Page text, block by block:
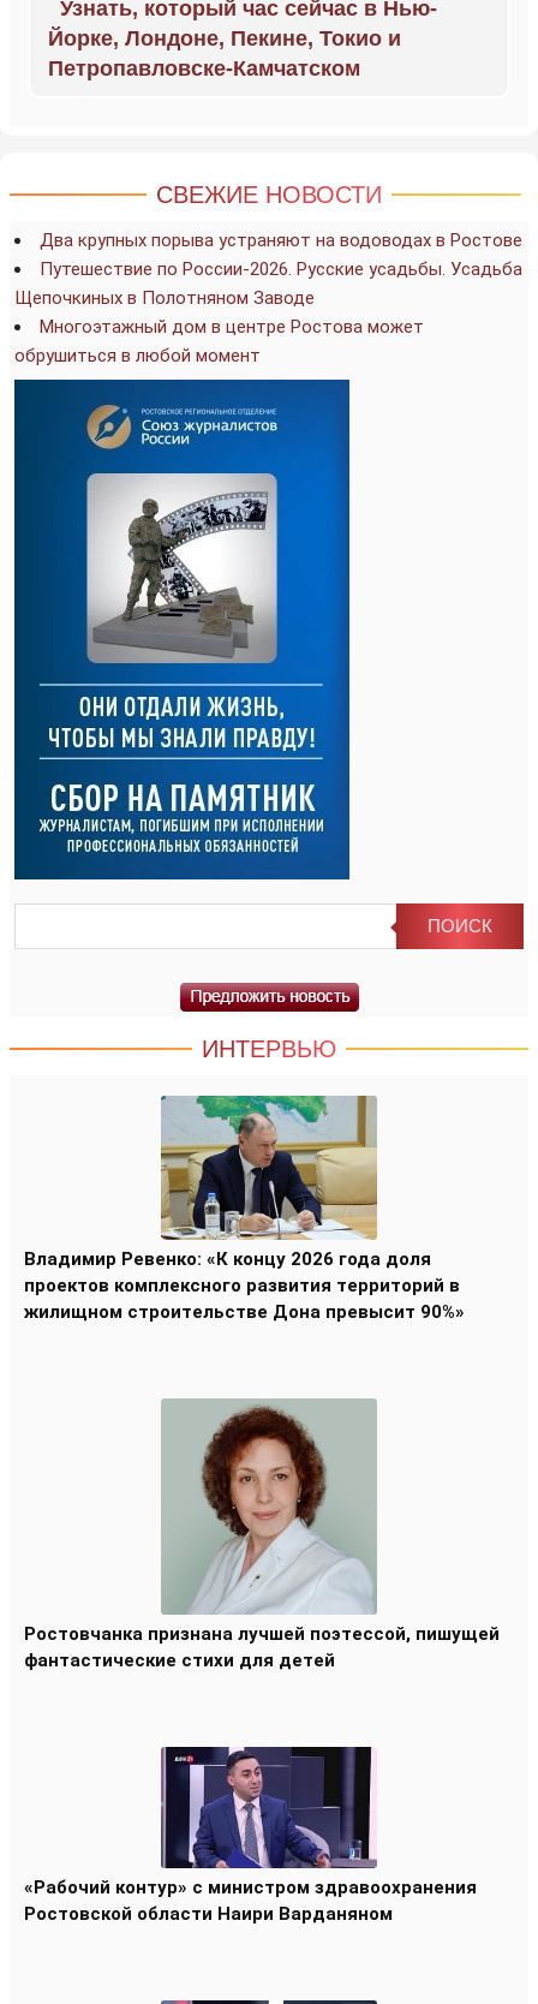
Узнать, который час сейчас в Нью-
Йорке, Лондоне, Пекине, Токио и
Петропавловске-Камчатском
СВЕЖИЕ НОВОСТИ
Два крупных порыва устраняют на водоводах в Ростове
Путешествие по России-2026. Русские усадьбы. Усадьба
Щепочкиных в Полотняном Заводе
Многоэтажный дом в центре Ростова может
обрушиться в любой момент
ИНТЕРВЬЮ
Владимир Ревенко: «К концу 2026 года доля
проектов комплексного развития территорий в
жилищном строительстве Дона превысит 90%»
Ростовчанка признана лучшей поэтессой, пишущей
фантастические стихи для детей
«Рабочий контур» с министром здравоохранения
Ростовской области Наири Варданяном